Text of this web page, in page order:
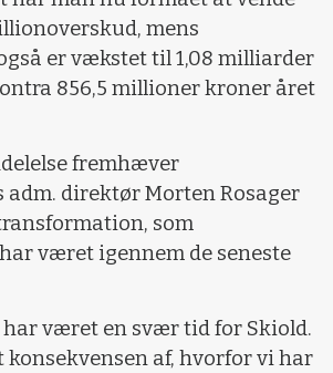
mens
er vækstet til 1,08 milliarder
856,5 millioner kroner året
fremhæver
adm. direktør Morten Rosager
som
været igennem de seneste
har været en svær tid for Skiold.
konsekvensen af, hvorfor vi har